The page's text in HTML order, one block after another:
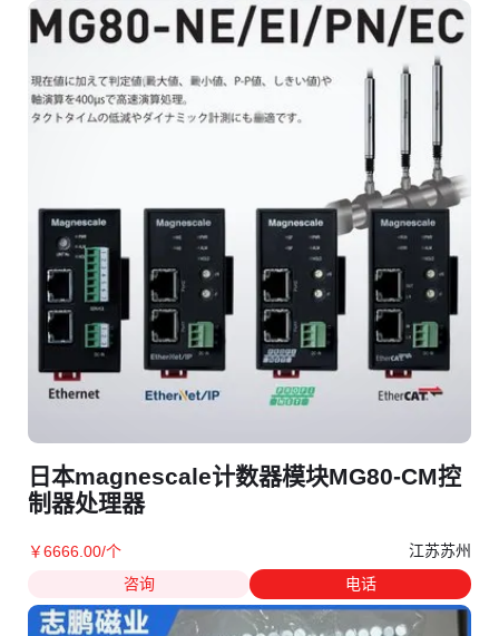
日本magnescale计数器模块MG80-CM控
制器处理器
￥6666 .00/个
江苏苏州
咨询
电话